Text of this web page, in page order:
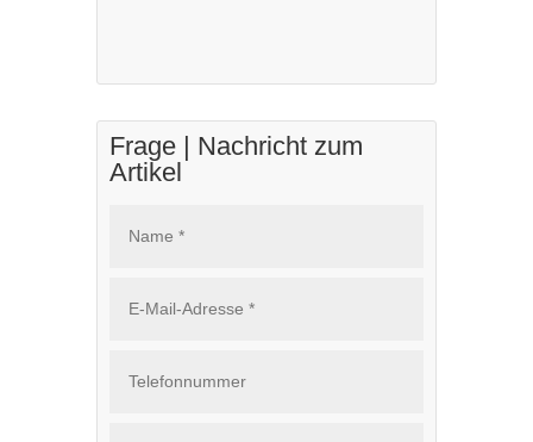
Frage | Nachricht zum
Artikel